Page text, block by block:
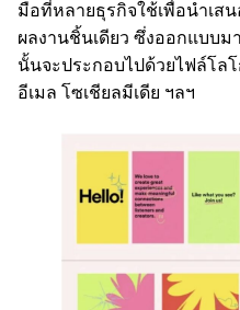
มือที่หลายธุรกิจใช้เพื่อนำเ
ผลงานชิ้นเดียว ซึ่งออกแบบ
นั้นจะประกอบไปด้วยไฟล์โลโ
อีเมล โซเชียลมีเดีย ฯลฯ